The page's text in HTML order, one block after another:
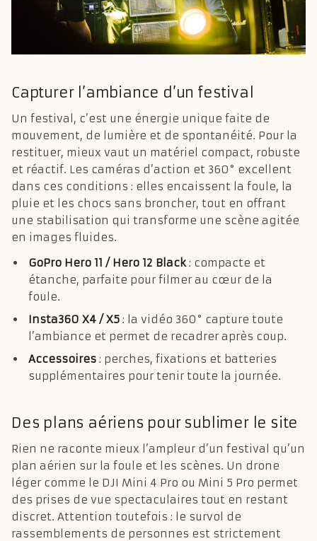
Capturer l’ambiance d’un festival
Un festival, c’est une énergie unique faite de
mouvement, de lumière et de spontanéité. Pour la
restituer, mieux vaut un matériel compact, robuste
et réactif. Les caméras d’action et 360° excellent
dans ces conditions : elles encaissent la foule, la
pluie et les chocs sans broncher, tout en offrant
une stabilisation qui transforme une scène agitée
en images fluides.
GoPro Hero 11 / Hero 12 Black : compacte et
étanche, parfaite pour filmer au cœur de la
foule.
Insta360 X4 / X5 : la vidéo 360° capture toute
l’ambiance et permet de recadrer après coup.
Accessoires : perches, fixations et batteries
supplémentaires pour tenir toute la journée.
Des plans aériens pour sublimer le site
Rien ne raconte mieux l’ampleur d’un festival qu’un
plan aérien sur la foule et les scènes. Un drone
léger comme le DJI Mini 4 Pro ou Mini 5 Pro permet
des prises de vue spectaculaires tout en restant
discret. Attention toutefois : le survol de
rassemblements de personnes est strictement